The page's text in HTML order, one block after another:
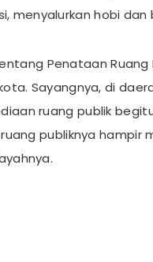
menyalurkan hobi
Penataan
Sayangnya, di
ruang publik
publiknya hampir